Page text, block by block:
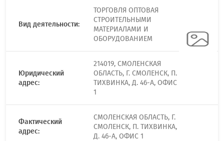
Вид деятельности:
ТОРГОВЛЯ ОПТОВАЯ
СТРОИТЕЛЬНЫМИ
МАТЕРИАЛАМИ И
ОБОРУДОВАНИЕМ
Юридический
адрес:
214019, СМОЛЕНСКАЯ
ОБЛАСТЬ, Г. СМОЛЕНСК, П.
ТИХВИНКА, Д. 46-А, ОФИС
1
Фактический
адрес:
СМОЛЕНСКАЯ ОБЛАСТЬ, Г.
СМОЛЕНСК, П. ТИХВИНКА,
Д. 46-А, ОФИС 1